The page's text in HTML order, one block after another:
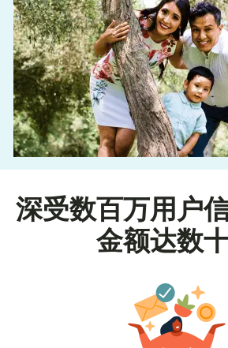
深受数百万用户
金额达数